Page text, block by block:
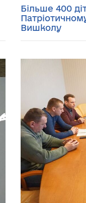
Більше 400
Вишколу